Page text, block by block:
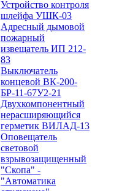
Устройство контроля
шлейфа УШК-03
Адресный дымовой
пожарный
извещатель ИП 212-
83
Выключатель
концевой ВК-200-
БР-11-67У2-21
Двухкомпонентный
нерасширяющийся
герметик ВИЛАД-13
Оповещатель
световой
взрывозащищенный
"Скопа" -
"Автоматика